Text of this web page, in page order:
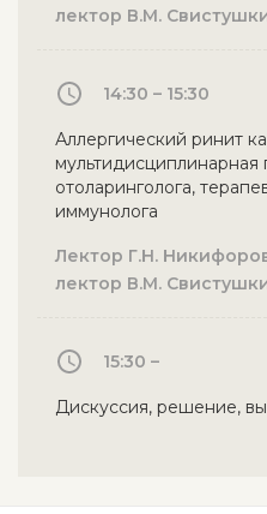
лектор В.М.
14:30 – 15:30
Аллергический ринит
отоларинголога,
иммунолога
Лектор Г.Н.
лектор В.М.
15:30 –
Дискуссия, решение,